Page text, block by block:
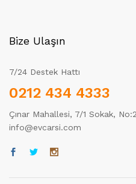
Bize Ulaşın
7/24 Destek Hattı
0212 434 4333
Çınar Mahallesi, 7/1 Sokak,
info@evcarsi.com